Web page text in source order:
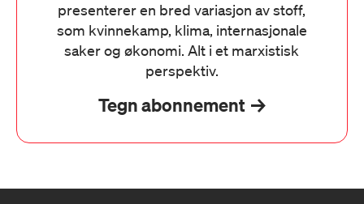
presenterer en bred variasjon av stoff,
som kvinnekamp, klima, internasjonale
saker og økonomi. Alt i et marxistisk
perspektiv.
Tegn abonnement